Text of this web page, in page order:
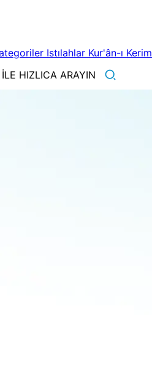
Istılahlar Kur'ân-ı Kerim
HIZLICA ARAYIN